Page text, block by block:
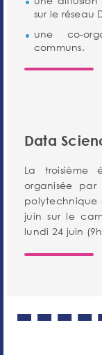
sur le réseau
une co-
communs.
Data
La troisième
organisée
polytechnique
juin sur le
lundi 24 juin